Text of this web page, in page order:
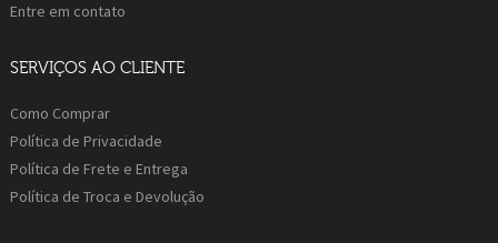
Entre em contato
SERVIÇOS AO CLIENTE
Como Comprar
Política de Privacidade
Política de Frete e Entrega
Política de Troca e Devolução